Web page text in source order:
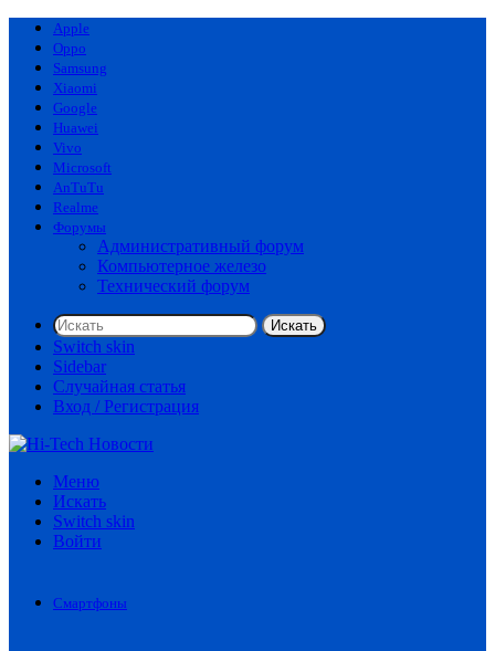
Apple
Oppo
Samsung
Xiaomi
Google
Huawei
Vivo
Microsoft
AnTuTu
Realme
Форумы
Административный форум
Компьютерное железо
Технический форум
Искать
Switch skin
Sidebar
Случайная статья
Вход / Регистрация
Меню
Искать
Switch skin
Войти
Смартфоны